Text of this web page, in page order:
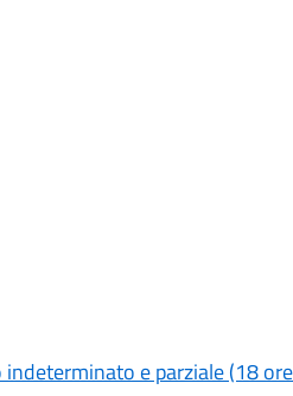
e parziale (18